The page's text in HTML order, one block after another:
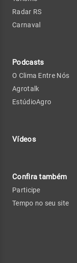
Radar RS
Carnaval
Podcasts
O Clima Entre Nós
Agrotalk
EstúdioAgro
Vídeos
Confira também
Participe
Tempo no seu site